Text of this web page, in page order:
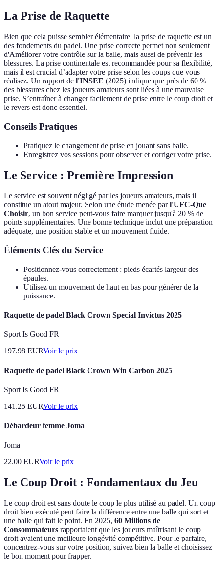
La Prise de Raquette
Bien que cela puisse sembler élémentaire, la prise de raquette est un
des fondements du padel. Une prise correcte permet non seulement
d'Améliorer votre contrôle sur la balle, mais aussi de prévenir les
blessures. La prise continentale est recommandée pour sa flexibilité,
mais il est crucial d’adapter votre prise selon les coups que vous
réalisez. Un rapport de l'INSEE (2025) indique que près de 60 %
des blessures chez les joueurs amateurs sont liées à une mauvaise
prise. S’entraîner à changer facilement de prise entre le coup droit et
le revers est donc essentiel.
Conseils Pratiques
Pratiquez le changement de prise en jouant sans balle.
Enregistrez vos sessions pour observer et corriger votre prise.
Le Service : Première Impression
Le service est souvent négligé par les joueurs amateurs, mais il
constitue un atout majeur. Selon une étude menée parl'UFC-Que
Choisir, un bon service peut-vous faire marquer jusqu'à 20 % de
points supplémentaires. Une bonne technique inclut une préparation
adéquate, une position stable et un mouvement fluide.
Éléments Clés du Service
Positionnez-vous correctement : pieds écartés largeur des
épaules.
Utilisez un mouvement de haut en bas pour générer de la
puissance.
Raquette de padel Black Crown Special Invictus 2025
Sport Is Good FR
197.98 EURVoir le prix
Raquette de padel Black Crown Win Carbon 2025
Sport Is Good FR
141.25 EURVoir le prix
Débardeur femme Joma
Joma
22.00 EURVoir le prix
Le Coup Droit : Fondamentaux du Jeu
Le coup droit est sans doute le coup le plus utilisé au padel. Un coup
droit bien exécuté peut faire la différence entre une balle qui sort et
une balle qui fait le point. En 2025, 60 Millions de
Consommateurs rapportaient que les joueurs maîtrisant le coup
droit avaient une meilleure longévité compétitive. Pour le parfaire,
concentrez-vous sur votre position, suivez bien la balle et choisissez
le bon moment pour frapper.